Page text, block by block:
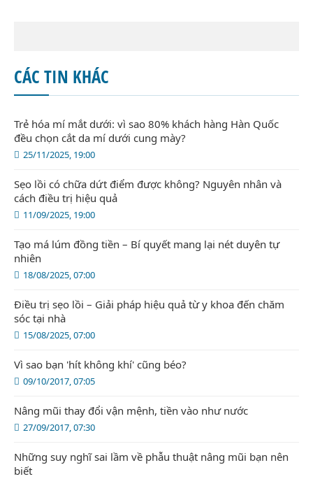
CÁC TIN KHÁC
25/11/2025, 19:00
Trẻ hóa mí mắt dưới: vì sao 80% khách hàng Hàn Quốc
đều chọn cắt da mí dưới cung mày?
11/09/2025, 19:00
Sẹo lồi có chữa dứt điểm được không? Nguyên nhân và
cách điều trị hiệu quả
18/08/2025, 07:00
Tạo má lúm đồng tiền – Bí quyết mang lại nét duyên tự
nhiên
15/08/2025, 07:00
Điều trị sẹo lồi – Giải pháp hiệu quả từ y khoa đến chăm
sóc tại nhà
09/10/2017, 07:05
Vì sao bạn 'hít không khí' cũng béo?
27/09/2017, 07:30
Nâng mũi thay đổi vận mệnh, tiền vào như nước
Những suy nghĩ sai lầm về phẫu thuật nâng mũi bạn nên
biết